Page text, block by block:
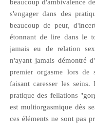
beaucoup d'ambivalence
s'engager dans des
beaucoup de peur,
étonnant de lire dans le
jamais eu de relation
n'ayant jamais démontré
premier orgasme lors de
faisant caresser les
pratique des fellations
est multiorgasmique dès
ces éléments ne sont pas